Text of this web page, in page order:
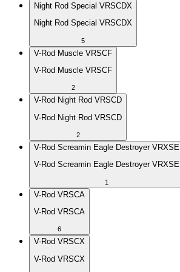
Night Rod Special VRSCDX
Night Rod Special VRSCDX
5
V-Rod Muscle VRSCF
V-Rod Muscle VRSCF
2
V-Rod Night Rod VRSCD
V-Rod Night Rod VRSCD
2
V-Rod Screamin Eagle Destroyer VRXSE
V-Rod Screamin Eagle Destroyer VRXSE
1
V-Rod VRSCA
V-Rod VRSCA
6
V-Rod VRSCX
V-Rod VRSCX